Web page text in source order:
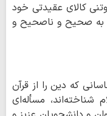
كالاي عقيدتي خود
به صحيح و ناصحيح و
كه دين را از قرآن
شناخته‌اند، مسأله‌اى